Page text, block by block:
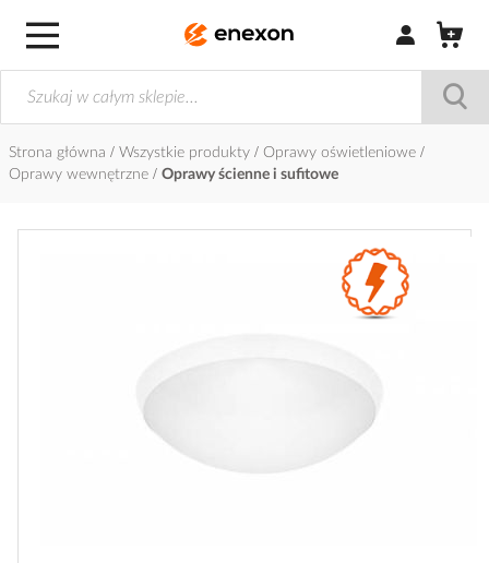
Zaloguj się /
Strona główna Wszystkie produkty
Oprawy oświetleniowe
Oprawy wewnętrzne
Oprawy ścienne i sufitowe